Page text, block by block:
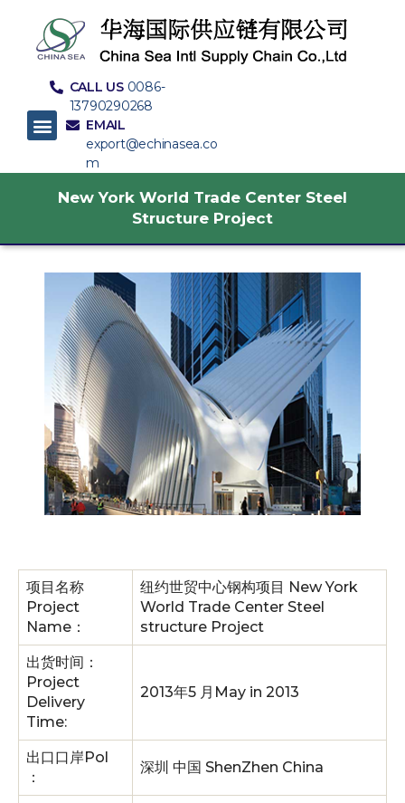
CALL US 0086-
13790290268
EMAIL
export@echinasea.co
m
New York World Trade Center Steel
Structure Project
项目名称
Project
Name：
纽约世贸中心钢构项目 New York
World Trade Center Steel
structure Project
出货时间：
Project
Delivery
Time:
2013年5 月May in 2013
出口口岸Pol
：
深圳 中国 ShenZhen China